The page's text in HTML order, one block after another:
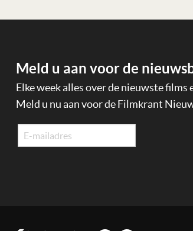
Meld u aan voor de
Elke week alles over de nieuwste
Meld u nu aan voor de Filmkrant